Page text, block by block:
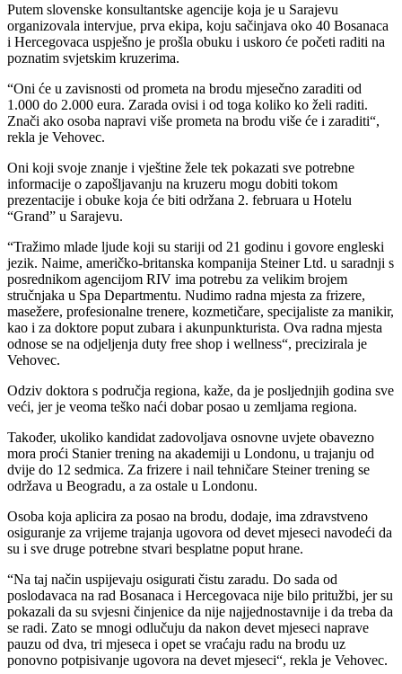
Putem slovenske konsultantske agencije koja je u Sarajevu
organizovala intervjue, prva ekipa, koju sačinjava oko 40 Bosanaca
i Hercegovaca uspješno je prošla obuku i uskoro će početi raditi na
poznatim svjetskim kruzerima.
“Oni će u zavisnosti od prometa na brodu mjesečno zaraditi od
1.000 do 2.000 eura. Zarada ovisi i od toga koliko ko želi raditi.
Znači ako osoba napravi više prometa na brodu više će i zaraditi“,
rekla je Vehovec.
Oni koji svoje znanje i vještine žele tek pokazati sve potrebne
informacije o zapošljavanju na kruzeru mogu dobiti tokom
prezentacije i obuke koja će biti održana 2. februara u Hotelu
“Grand” u Sarajevu.
“Tražimo mlade ljude koji su stariji od 21 godinu i govore engleski
jezik. Naime, američko-britanska kompanija Steiner Ltd. u saradnji s
posrednikom agencijom RIV ima potrebu za velikim brojem
stručnjaka u Spa Departmentu. Nudimo radna mjesta za frizere,
masežere, profesionalne trenere, kozmetičare, specijaliste za manikir,
kao i za doktore poput zubara i akunpunkturista. Ova radna mjesta
odnose se na odjeljenja duty free shop i wellness“, precizirala je
Vehovec.
Odziv doktora s područja regiona, kaže, da je posljednjih godina sve
veći, jer je veoma teško naći dobar posao u zemljama regiona.
Također, ukoliko kandidat zadovoljava osnovne uvjete obavezno
mora proći Stanier trening na akademiji u Londonu, u trajanju od
dvije do 12 sedmica. Za frizere i nail tehničare Steiner trening se
održava u Beogradu, a za ostale u Londonu.
Osoba koja aplicira za posao na brodu, dodaje, ima zdravstveno
osiguranje za vrijeme trajanja ugovora od devet mjeseci navodeći da
su i sve druge potrebne stvari besplatne poput hrane.
“Na taj način uspijevaju osigurati čistu zaradu. Do sada od
poslodavaca na rad Bosanaca i Hercegovaca nije bilo pritužbi, jer su
pokazali da su svjesni činjenice da nije najjednostavnije i da treba da
se radi. Zato se mnogi odlučuju da nakon devet mjeseci naprave
pauzu od dva, tri mjeseca i opet se vraćaju radu na brodu uz
ponovno potpisivanje ugovora na devet mjeseci“, rekla je Vehovec.